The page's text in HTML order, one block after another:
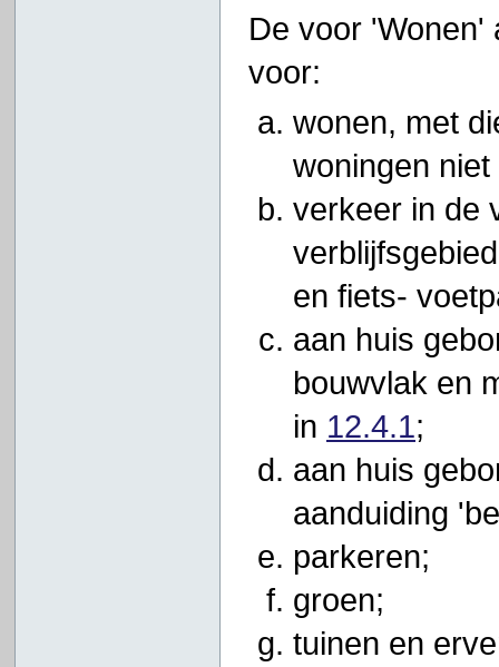
De voor 'Wonen'
voor:
wonen, met
woningen
verkeer in de
en fiets-
aan huis
bouwvlak en
in 12.4.1;
aan huis
aanduiding
parkeren;
groen;
tuinen en